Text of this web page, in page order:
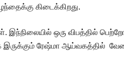
கிடைக்கிறது.
ஒரு விபத்தில்
ரேஷ்மா ஆய்வகத்தில்